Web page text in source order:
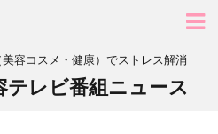
容コスメ・健康）でストレス解消
テレビ番組ニュース